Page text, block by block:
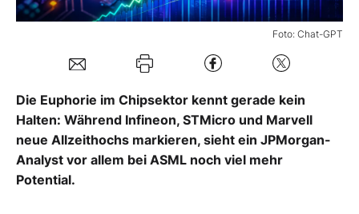
Foto: Chat-GPT
Die Euphorie im Chipsektor kennt gerade kein
Halten: Während Infineon, STMicro und Marvell
neue Allzeithochs markieren, sieht ein JPMorgan-
Analyst vor allem bei ASML noch viel mehr
Potential.